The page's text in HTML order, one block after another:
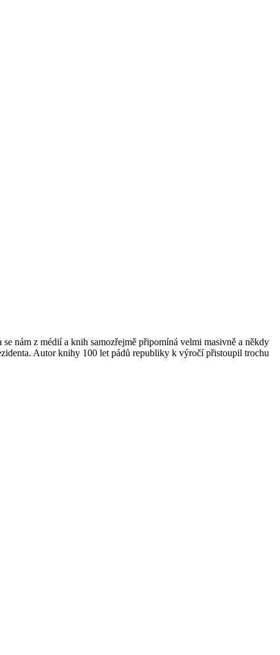
nám z médií a knih samozřejmě připomíná velmi masivně a někdy
Autor knihy 100 let pádů republiky k výročí přistoupil trochu